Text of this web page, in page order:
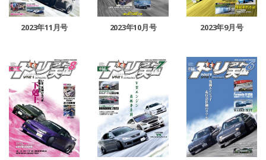
2023年11月号 2023年10月号 2023年9月号